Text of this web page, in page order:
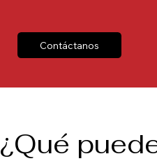
¿Qué
Contáctanos